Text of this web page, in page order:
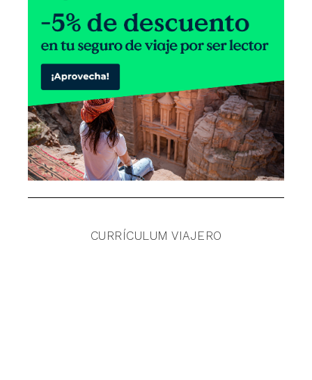
CURRÍCULUM VIAJERO